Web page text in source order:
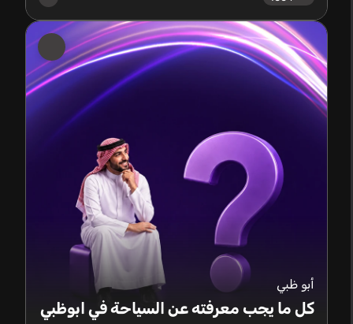
أبو ظبي
كل ما يجب معرفته عن السياحة في ابوظبي